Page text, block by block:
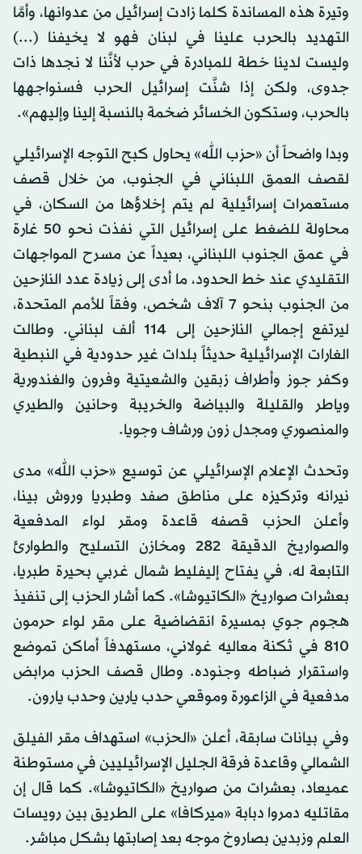
وتيرة هذه المساندة كلما زادت إسرائيل من عدوانها، وأمَّا
التهديد بالحرب علينا في لبنان فهو لا يخيفنا (...)
وليست لدينا خطة للمبادرة في حرب لأنَّنا لا نجدها ذات
جدوى، ولكن إذا شنَّت إسرائيل الحرب فسنواجهها
بالحرب، وستكون الخسائر ضخمة بالنسبة إلينا وإليهم».
وبدا واضحاً أن «حزب الله» يحاول كبح التوجه الإسرائيلي
لقصف العمق اللبناني في الجنوب، من خلال قصف
مستعمرات إسرائيلية لم يتم إخلاؤها من السكان، في
محاولة للضغط على إسرائيل التي نفذت نحو 50 غارة
في عمق الجنوب اللبناني، بعيداً عن مسرح المواجهات
التقليدي عند خط الحدود، ما أدى إلى زيادة عدد النازحين
من الجنوب بنحو 7 آلاف شخص، وفقاً للأمم المتحدة،
ليرتفع إجمالي النازحين إلى 114 ألف لبناني. وطالت
الغارات الإسرائيلية حديثاً بلدات غير حدودية في النبطية
وكفر جوز وأطراف زبقين والشعيتية وفرون والغندورية
وياطر والقليلة والبياضة والخريبة وحانين والطيري
والمنصوري ومجدل زون ورشاف وجويا.
وتحدث الإعلام الإسرائيلي عن توسيع «حزب الله» مدى
نيرانه وتركيزه على مناطق صفد وطبريا وروش بينا،
وأعلن الحزب قصفه قاعدة ومقر لواء المدفعية
والصواريخ الدقيقة 282 ومخازن التسليح والطوارئ
التابعة له، في يفتاح إليفليط شمال غربي بحيرة طبريا،
بعشرات صواريخ «الكاتيوشا». كما أشار الحزب إلى تنفيذ
هجوم جوي بمسيرة انقضاضية على مقر لواء حرمون
810 في ثكنة معاليه غولاني، مستهدفاً أماكن تموضع
واستقرار ضباطه وجنوده. وطال قصف الحزب مرابض
مدفعية في الزاعورة وموقعي حدب يارين وحدب يارون.
وفي بيانات سابقة، أعلن «الحزب» استهداف مقر الفيلق
الشمالي وقاعدة فرقة الجليل الإسرائيليين في مستوطنة
عميعاد، بعشرات من صواريخ «الكاتيوشا». كما قال إن
مقاتليه دمروا دبابة «ميركافا» على الطريق بين رويسات
العلم وزبدين بصاروخ موجه بعد إصابتها بشكل مباشر.